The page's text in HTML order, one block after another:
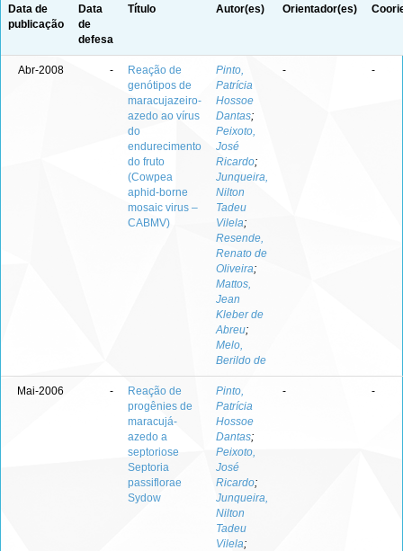
Data de
publicação
Data
de
defesa
Título Autor(es) Orientador(es)
Abr-2008 -
Reação de
genótipos de
maracujazeiro-
azedo ao vírus
do
endurecimento
do fruto
(Cowpea
aphid-borne
mosaic virus –
CABMV)
Pinto,
Patrícia
Hossoe
Dantas;
Peixoto,
José
Ricardo;
Junqueira,
Nilton
Tadeu
Vilela;
Resende,
Renato de
Oliveira;
Mattos,
Jean
Kleber de
Abreu;
Melo,
Berildo de
- -
Mai-2006 -
Reação de
progênies de
maracujá-
azedo a
septoriose
Septoria
passiflorae
Sydow
Pinto,
Patrícia
Hossoe
Dantas;
Peixoto,
José
Ricardo;
Junqueira,
Nilton
Tadeu
Vilela;
- -